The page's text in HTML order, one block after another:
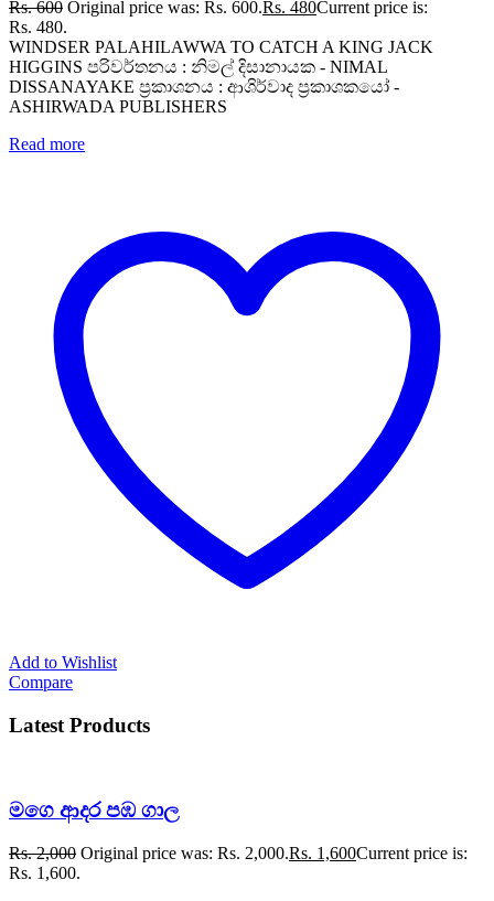
Rs.600 Original price was: Rs. 600.Rs. 480Current price is:
Rs. 480.
WINDSER PALAHILAWWA TO CATCH A KING JACK
HIGGINS පරිවර්තනය : නිමල් දිසානායක - NIMAL
DISSANAYAKE ප්‍රකාශනය : ආශිර්වාද ප්‍රකාශකයෝ -
ASHIRWADA PUBLISHERS
Read more
Add to Wishlist
Compare
Latest Products
මගෙ ආදර පඹ ගාල
Rs.2,000 Original price was: Rs. 2,000.Rs. 1,600Current price is:
Rs. 1,600.